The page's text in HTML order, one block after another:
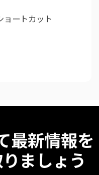
ョートカット
最新情報を
ましょう